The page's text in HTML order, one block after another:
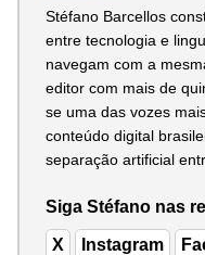
Stéfano Barcellos
entre tecnologia e
navegam com a
editor com mais de
se uma das vozes
conteúdo digital
separação artificial
Siga Stéfano nas
X Instagram